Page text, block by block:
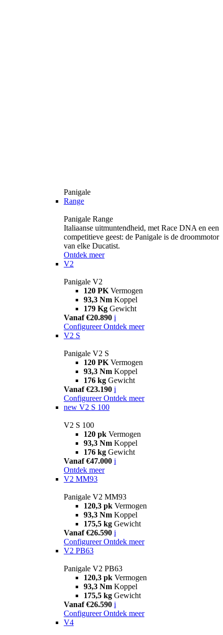
Panigale
Range
Panigale Range
Italiaanse uitmuntendheid, met Race DNA en een
competitieve geest: de Panigale is de droommotor
van elke Ducatist.
Ontdek meer
V2
Panigale V2
120 PK Vermogen
93,3 Nm Koppel
179 Kg Gewicht
Vanaf €20.890 i
Configureer Ontdek meer
V2 S
Panigale V2 S
120 PK Vermogen
93,3 Nm Koppel
176 kg Gewicht
Vanaf €23.190 i
Configureer Ontdek meer
new V2 S 100
V2 S 100
120 pk Vermogen
93,3 Nm Koppel
176 kg Gewicht
Vanaf €47.000 i
Ontdek meer
V2 MM93
Panigale V2 MM93
120,3 pk Vermogen
93,3 Nm Koppel
175,5 kg Gewicht
Vanaf €26.590 i
Configureer Ontdek meer
V2 PB63
Panigale V2 PB63
120,3 pk Vermogen
93,3 Nm Koppel
175,5 kg Gewicht
Vanaf €26.590 i
Configureer Ontdek meer
V4